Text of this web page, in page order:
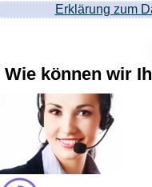
Erklärung zum
Wie können wir